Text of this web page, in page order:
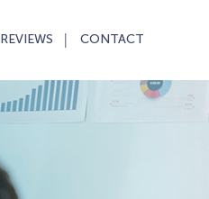
REVIEWS CONTACT